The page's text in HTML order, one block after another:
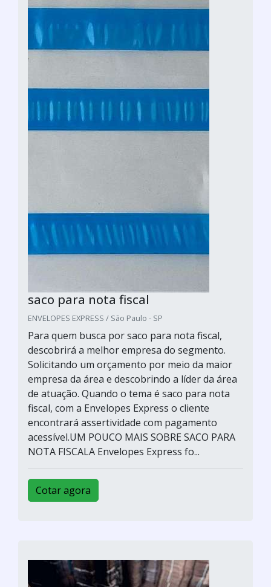
saco para nota fiscal
ENVELOPES EXPRESS / São Paulo - SP
Para quem busca por saco para nota fiscal,
descobrirá a melhor empresa do segmento.
Solicitando um orçamento por meio da maior
empresa da área e descobrindo a líder da área
de atuação. Quando o tema é saco para nota
fiscal, com a Envelopes Express o cliente
encontrará assertividade com pagamento
acessível.UM POUCO MAIS SOBRE SACO PARA
NOTA FISCALA Envelopes Express fo...
Cotar agora